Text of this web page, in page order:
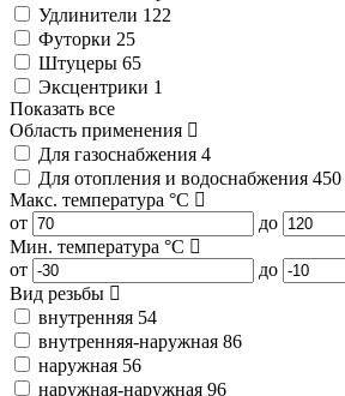
Удлинители 122
Футорки 25
Штуцеры 65
Эксцентрики 1
Показать все
Область применения
Для газоснабжения 4
Для отопления и водоснабжения 450
Макс. температура °C
от
до
Мин. температура °C
от
до
Вид резьбы
внутренняя 54
внутренняя-наружная 86
наружная 56
наружная-наружная 96